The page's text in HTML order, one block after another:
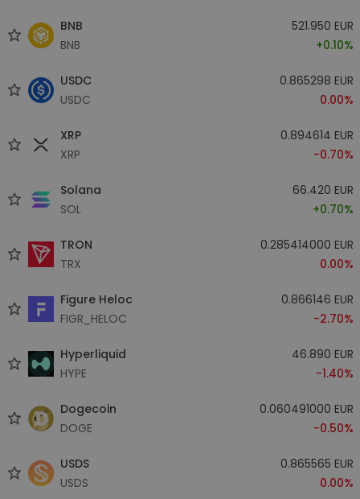
BNB
BNB
521.950 EUR
+0.10%
USDC
USDC
0.865298 EUR
0.00%
XRP
XRP
0.894614 EUR
-0.70%
Solana
SOL
66.420 EUR
+0.70%
TRON
TRX
0.285414000 EUR
0.00%
Figure Heloc
FIGR_HELOC
0.866146 EUR
-2.70%
Hyperliquid
HYPE
46.890 EUR
-1.40%
Dogecoin
DOGE
0.060491000 EUR
-0.50%
USDS
USDS
0.865565 EUR
0.00%